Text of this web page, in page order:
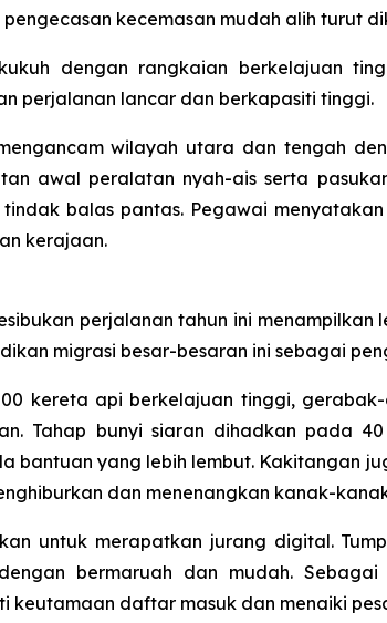
kecemasan mudah alih turut
dengan rangkaian berkelajuan
perjalanan lancar dan berkapasiti tinggi.
wilayah utara dan tengah
awal peralatan nyah-ais serta
balas pantas. Pegawai
kerajaan.
perjalanan tahun ini menampilkan
migrasi besar-besaran ini sebagai
kereta api berkelajuan tinggi,
Tahap bunyi siaran dihadkan pada
bantuan yang lebih lembut. Kakitangan
dan menenangkan kanak-
untuk merapatkan jurang digital.
bermaruah dan mudah.
keutamaan daftar masuk dan menaiki